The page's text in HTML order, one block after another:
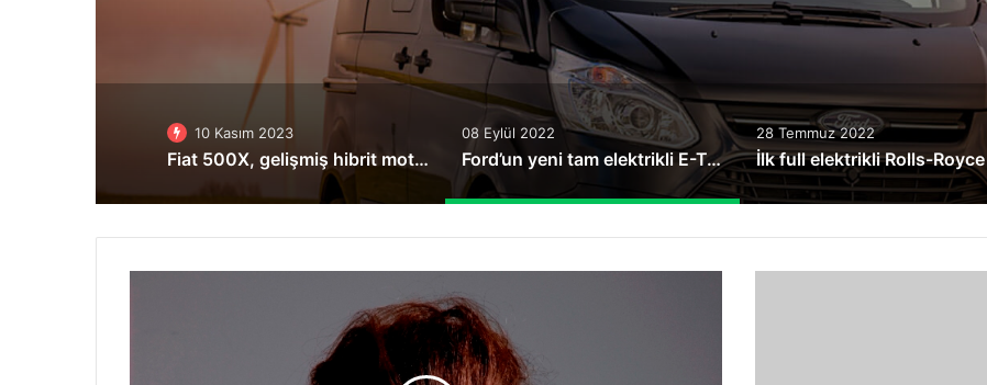
10 Kasım 2023
Fiat 500X, gelişmiş hibrit motor teknolojisiyle yenilendi
08 Eylül 2022
Ford’un yeni tam elektrikli E-Transit Custom modeli Kocaeli’de üretilecek
28 Temmuz 2022